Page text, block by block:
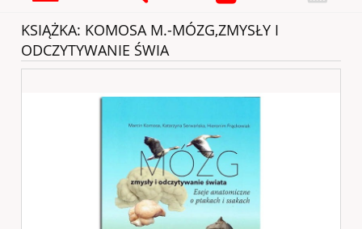
KSIĄŻKA: KOMOSA M.-MÓZG,ZMYSŁY I
ODCZYTYWANIE ŚWIA